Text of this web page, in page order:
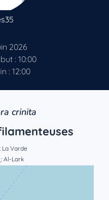
2026
: 10:00
: 12:00
crinita
: La Varde
: Al-Lark